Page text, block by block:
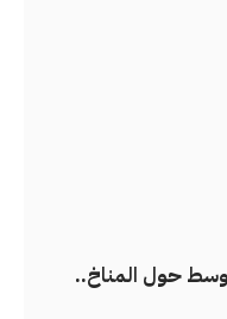
حول المناخ..